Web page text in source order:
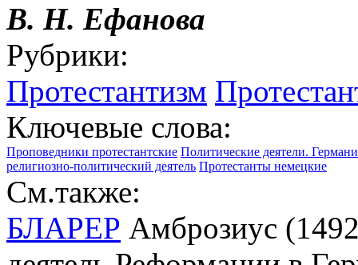
В. Н. Ефанова
Рубрики:
Протестантизм
Ключевые слова:
Проповедники протестантские Политические деятели.
религиозно-политический деятель Протестанты немецкие
См.также:
БЛАРЕР Амброзиус